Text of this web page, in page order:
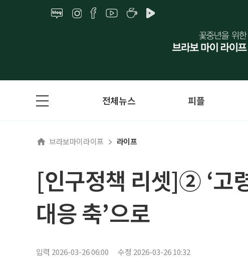
전체뉴스 피플
브라보마이라이프 라이프
[인구정책 리셋]② ‘고
대응 축’으로
입력 2026-03-26 06:00 수정 2026-03-26 10:32